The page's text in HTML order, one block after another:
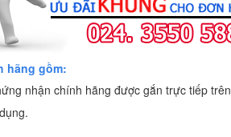
hãng gồm:
nhận chính hãng được gắn trực tiếp